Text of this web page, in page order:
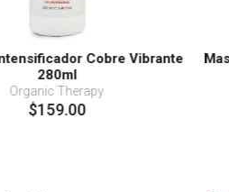
Cobre Vibrante
280ml
Organic Therapy